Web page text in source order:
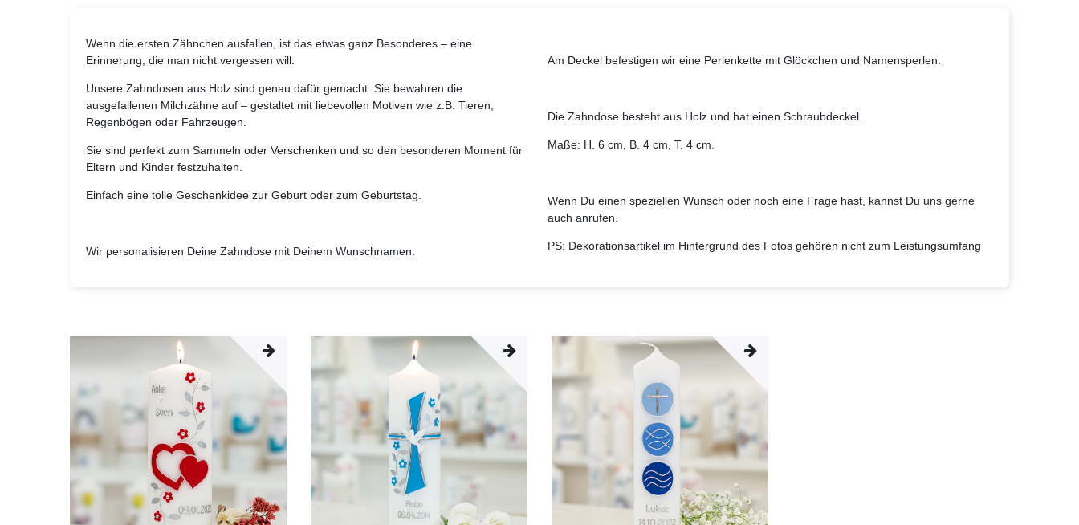
Wenn die ersten Zähnchen ausfallen, ist das etwas ganz Besonderes – eine
Erinnerung, die man nicht vergessen will.
Unsere Zahndosen aus Holz sind genau dafür gemacht. Sie bewahren die
ausgefallenen Milchzähne auf – gestaltet mit liebevollen Motiven wie z.B. Tieren,
Regenbögen oder Fahrzeugen.
Sie sind perfekt zum Sammeln oder Verschenken und so den besonderen Moment für
Eltern und Kinder festzuhalten.
Einfach eine tolle Geschenkidee zur Geburt oder zum Geburtstag.
Wir personalisieren Deine Zahndose mit Deinem Wunschnamen.
Am Deckel befestigen wir eine Perlenkette mit Glöckchen und Namensperlen.
Die Zahndose besteht aus Holz und hat einen Schraubdeckel.
Maße: H. 6 cm, B. 4 cm, T. 4 cm.
Wenn Du einen speziellen Wunsch oder noch eine Frage hast, kannst Du uns gerne
auch anrufen.
PS: Dekorationsartikel im Hintergrund des Fotos gehören nicht zum Leistungsumfang